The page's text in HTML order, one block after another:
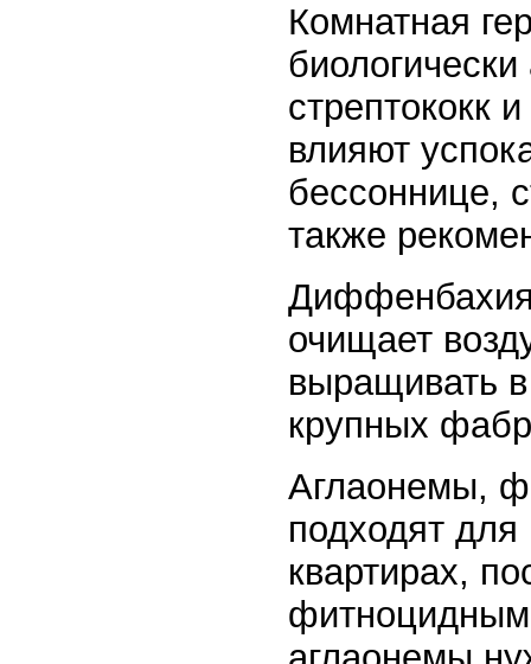
Комнатная
стрептококк
влияют
бессоннице,
также
Диффенбахия
очищает
выращивать
крупных
Аглаонемы,
подходят
квартирах,